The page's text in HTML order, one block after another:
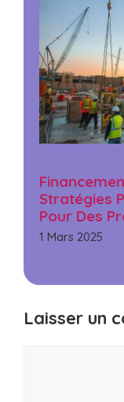
Stratégies
Pour Des
1 Mars 2025
Laisser un